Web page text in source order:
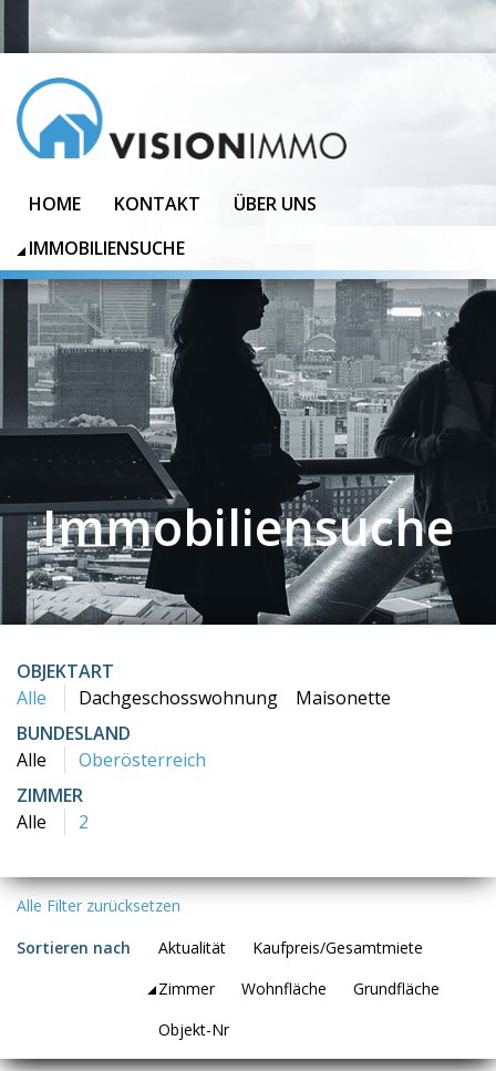
HOME KONTAKT
ÜBER UNS
IMMOBILIENSUCHE
Immobiliensuche
OBJEKTART
Alle
Dachgeschosswohnung
Maisonette
BUNDESLAND
Alle
Oberösterreich
ZIMMER
Alle
2
Alle Filter zurücksetzen
Sortieren nach
Aktualität
Kaufpreis/Gesamtmiete
Zimmer
Wohnfläche
Grundfläche
Objekt-Nr